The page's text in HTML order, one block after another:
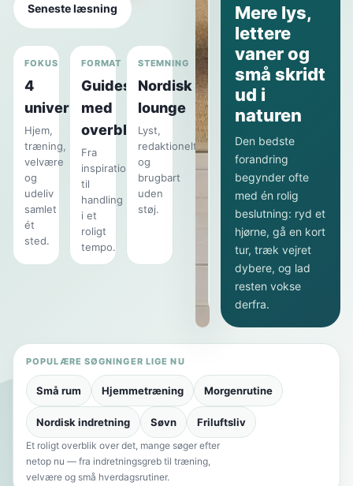
Seneste læsning
FOKUS
4
universer
Hjem,
træning,
velvære
og
udeliv
samlet
ét
sted.
FORMAT
Guides
med
overblik
Fra
inspiration
til
handling
i et
roligt
tempo.
STEMNING
Nordisk
lounge
Lyst,
redaktionelt
og
brugbart
uden
støj.
hjemmet
greb
skabe
lettere
udtryk
uden
gøre
hjemmet
koldt
eller
upersonligt.
Mere lys,
lettere
vaner og
små skridt
ud i
naturen
Den bedste
forandring
begynder ofte
med én rolig
beslutning: ryd et
hjørne, gå en kort
tur, træk vejret
dybere, og lad
resten vokse
derfra.
POPULÆRE SØGNINGER LIGE NU
Små rum Hjemmetræning Morgenrutine
Nordisk indretning Søvn Friluftsliv
Et roligt overblik over det, mange søger efter
netop nu — fra indretningsgreb til træning,
velvære og små hverdagsrutiner.